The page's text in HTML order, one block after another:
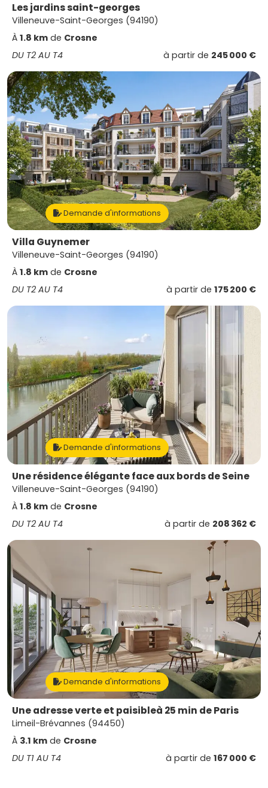
Les jardins saint-georges
Villeneuve-Saint-Georges (94190)
À 1.8 km de Crosne
DU T2 AU T4
à partir de 245 000 €
Demande d'informations
Villa Guynemer
Villeneuve-Saint-Georges (94190)
À 1.8 km de Crosne
DU T2 AU T4
à partir de 175 200 €
Demande d'informations
Une résidence élégante face aux bords de Seine
Villeneuve-Saint-Georges (94190)
À 1.8 km de Crosne
DU T2 AU T4
à partir de 208 362 €
Demande d'informations
Une adresse verte et paisibleà 25 min de Paris
Limeil-Brévannes (94450)
À 3.1 km de Crosne
DU T1 AU T4
à partir de 167 000 €